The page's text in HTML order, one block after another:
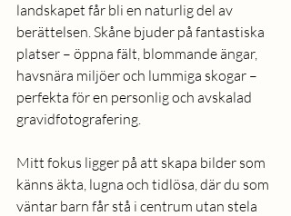
landskapet får bli en naturlig del av
berättelsen. Skåne bjuder på fantastiska
platser – öppna fält, blommande ängar,
havsnära miljöer och lummiga skogar –
perfekta för en personlig och avskalad
gravidfotografering.
Mitt fokus ligger på att skapa bilder som
känns äkta, lugna och tidlösa, där du som
väntar barn får stå i centrum utan stela